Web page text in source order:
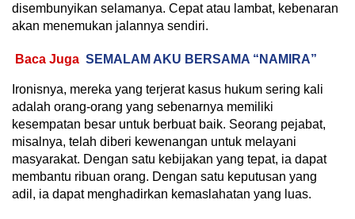
disembunyikan selamanya. Cepat atau lambat, kebenaran
akan menemukan jalannya sendiri.
Baca Juga SEMALAM AKU BERSAMA “NAMIRA”
Ironisnya, mereka yang terjerat kasus hukum sering kali
adalah orang-orang yang sebenarnya memiliki
kesempatan besar untuk berbuat baik. Seorang pejabat,
misalnya, telah diberi kewenangan untuk melayani
masyarakat. Dengan satu kebijakan yang tepat, ia dapat
membantu ribuan orang. Dengan satu keputusan yang
adil, ia dapat menghadirkan kemaslahatan yang luas.